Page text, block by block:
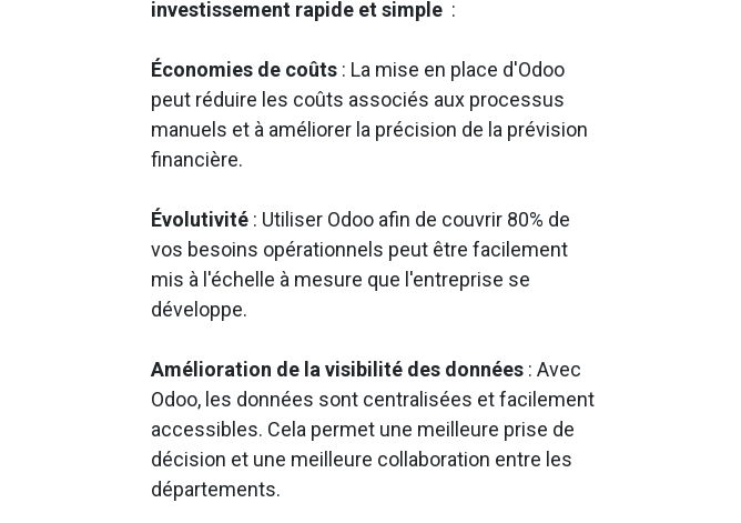
investissement rapide et simple :
​Économies de coûts : La mise en place d'Odoo
peut réduire les coûts associés aux processus
manuels et à améliorer la précision de la prévision
financière.
Évolutivité : Utiliser Odoo afin de couvrir 80% de
vos besoins opérationnels peut être facilement
mis à l'échelle à mesure que l'entreprise se
développe.
Amélioration de la visibilité des données : Avec
Odoo, les données sont centralisées et facilement
accessibles. Cela permet une meilleure prise de
décision et une meilleure collaboration entre les
départements.